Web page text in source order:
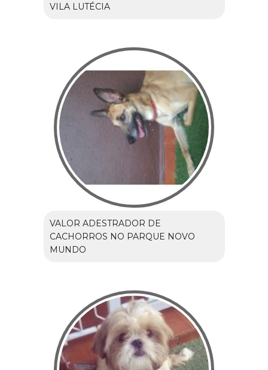
VILA LUTÉCIA
VALOR ADESTRADOR DE
CACHORROS NO PARQUE NOVO
MUNDO